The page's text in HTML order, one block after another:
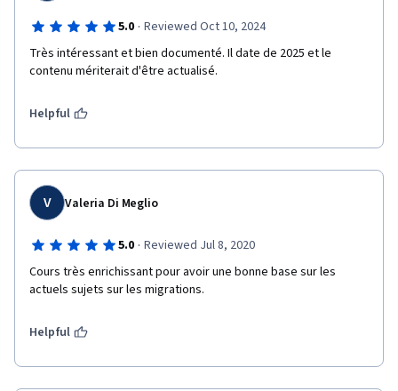
5.0 · Reviewed Oct 10, 2024
Très intéressant et bien documenté. Il date de 2025 et le
contenu mériterait d'être actualisé.
Helpful
V Valeria Di Meglio
5.0 · Reviewed Jul 8, 2020
Cours très enrichissant pour avoir une bonne base sur les
actuels sujets sur les migrations.
Helpful